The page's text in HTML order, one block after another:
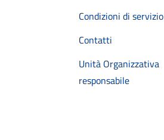
Condizioni di servizio
Contatti
Unità Organizzativa
responsabile